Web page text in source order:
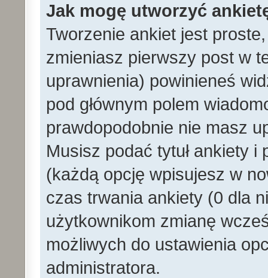
Jak mogę utworzyć
Tworzenie ankiet jest
zmieniasz pierwszy post w
uprawnienia) powinieneś
pod głównym polem
prawdopodobnie nie masz
Musisz podać tytuł ankiety
(każdą opcję wpisujesz w
czas trwania ankiety (0 dla
użytkownikom zmianę
możliwych do ustawienia
administratora.